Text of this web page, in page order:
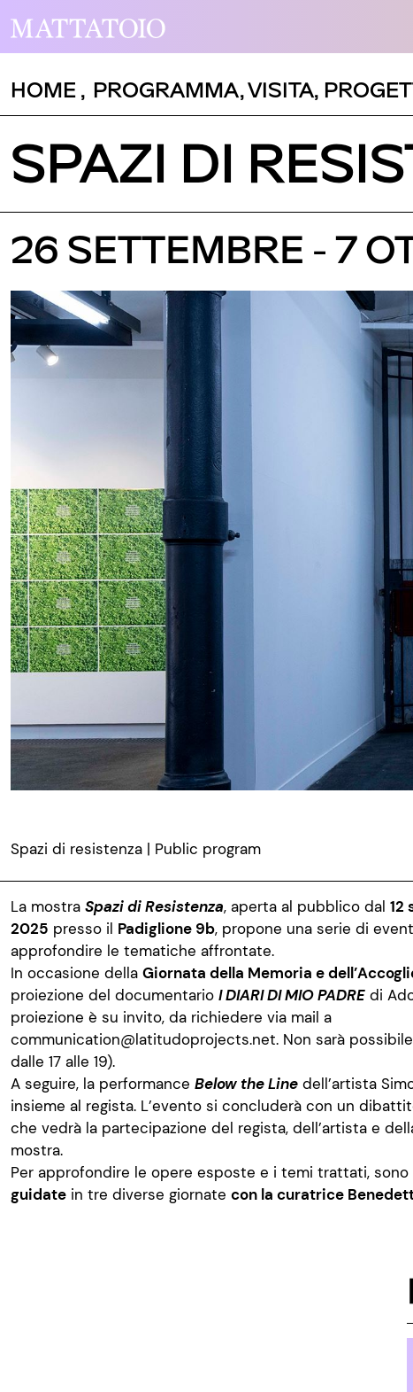
HOME , PROGRAMMA,VISITA,
SPAZI DI
26 SETTEMBRE - 7
Spazi di resistenza | Public program
La mostra Spazi di Resistenza, aperta al pubblico dal 12
2025 presso il Padiglione 9b, propone una serie di
approfondire le tematiche affrontate.
In occasione della Giornata della Memoria e
proiezione del documentario I DIARI DI MIO PADRE di
proiezione è su invito, da richiedere via mail a
communication@latitudoprojects.net. Non sarà
dalle 17 alle 19).
A seguire, la performance Belowthe Line dell’artista
insieme al regista. L’evento si concluderà con un
che vedrà la partecipazione del regista, dell’artista e
mostra.
Per approfondire le opere esposte e i temi trattati,
guidate in tre diverse giornate con la curatrice